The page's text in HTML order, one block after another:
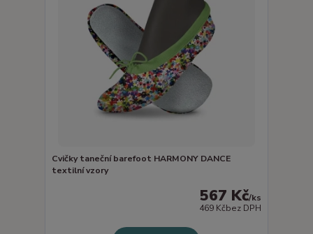
Cvičky taneční barefoot HARMONY DANCE
textilní vzory
567 Kč/ks
469 Kčbez DPH